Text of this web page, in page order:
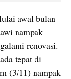
awal bulan
nampak
renovasi.
tepat di
(3/11) nampak